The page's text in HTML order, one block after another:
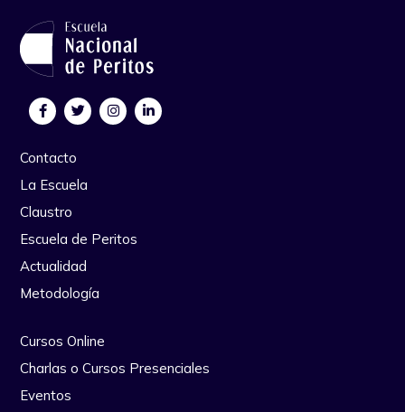
Contacto
La Escuela
Claustro
Escuela de Peritos
Actualidad
Metodología
Cursos Online
Charlas o Cursos Presenciales
Eventos